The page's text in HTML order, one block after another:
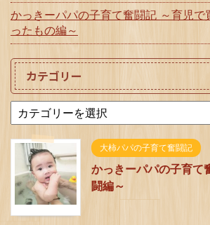
かっきーパパの子育て奮闘記 ～育児で
ったもの編～
カテゴリー
大柿パパの子育て奮闘記
かっきーパパの子育て
闘編～